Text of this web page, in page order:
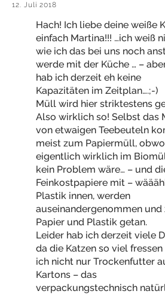
12. Juli 2018
Hach! Ich liebe deine weiße
einfach Martina!!! …ich weiß
wie ich das bei uns noch
werde mit der Küche … –
hab ich derzeit eh keine
Kapazitäten im Zeitplan….;-)
Müll wird hier striktestens
Also wirklich so! Selbst das
von etwaigen Teebeuteln
meist zum Papiermüll,
eigentlich wirklich im
kein Problem wäre… – und
Feinkostpapiere mit –
Plastik innen, werden
auseinandergenommen und
Papier und Plastik getan.
Leider hab ich derzeit viele
da die Katzen so viel
ich nicht nur Trockenfutter
Kartons – das
verpackungstechnisch